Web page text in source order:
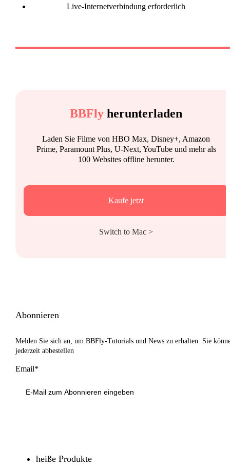
Live-Internetverbindung erforderlich
BBFlyherunterladen
Laden Sie Filme von HBO Max, Disney+, Amazon
Prime, Paramount Plus, U-Next, YouTube und mehr als
100 Websites offline herunter.
Kaufe jetzt
Switch to Mac >
Abonnieren
Melden Sie sich an, um BBFly-Tutorials und News zu erhalten. Sie
jederzeit abbestellen
Email*
heiße Produkte